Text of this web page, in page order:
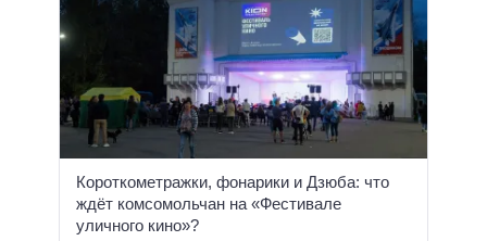
Короткометражки, фонарики и Дзюба: что
ждёт комсомольчан на «Фестивале
уличного кино»?